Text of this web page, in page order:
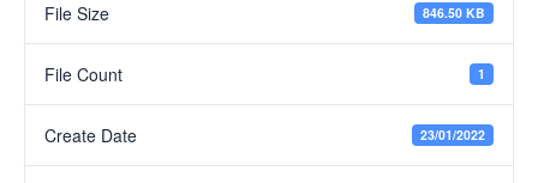
File Size 846.50 KB
File Count 1
Create Date 23/01/2022